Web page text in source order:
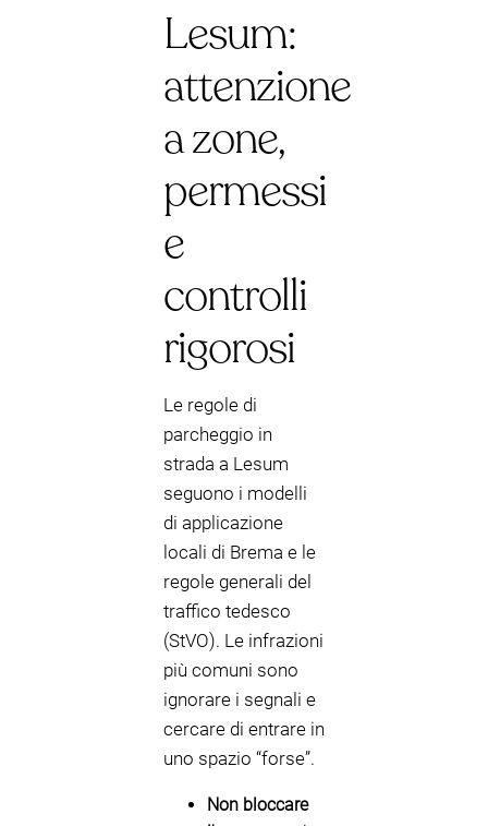
Lesum:
attenzione
a zone,
permessi
e
controlli
rigorosi
Le regole di
parcheggio in
strada a Lesum
seguono i modelli
di applicazione
locali di Brema e le
regole generali del
traffico tedesco
(StVO). Le infrazioni
più comuni sono
ignorare i segnali e
cercare di entrare in
uno spazio “forse”.
Non bloccare